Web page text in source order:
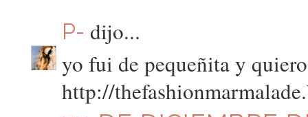
P- dijo...
yo fui de pequeñita y
http://